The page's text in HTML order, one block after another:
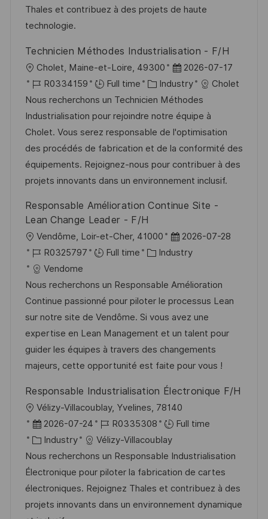
o
n
D
e
o
Thales et contribuez à des projets de haute
technologie.
Technicien Méthodes Industrialisation - F/H
L
o
c
a
t
i
o
n
Cholet, Maine-et-Loire, 49300
P
o
s
t
e
d
D
a
e
2026-07-17
J
o
b
I
d
R0334159 Full time
C
a
t
e
g
o
r
Industry
Cholet
Nous recherchons un Technicien Méthodes
Industrialisation pour rejoindre notre équipe à
Cholet. Vous serez responsable de l'optimisation
des procédés de fabrication et de la conformité des
équipements. Rejoignez-nous pour contribuer à des
projets innovants dans un environnement inclusif.
Responsable Amélioration Continue Site -
Lean Change Leader - F/H
L
o
c
a
t
i
o
n
Vendôme, Loir-et-Cher, 41000
P
o
t
e
d
D
a
t
2026-07-28
J
o
b
I
d
R0325797 Full time
C
t
e
g
o
r
y
Industry
Vendome
Nous recherchons un Responsable Amélioration
Continue passionné pour piloter le processus Lean
sur notre site de Vendôme. Si vous avez une
expertise en Lean Management et un talent pour
guider les équipes à travers des changements
majeurs, cette opportunité est faite pour vous !
Responsable Industrialisation Électronique F/H
L
o
c
a
t
i
o
Vélizy-Villacoublay, Yvelines, 78140
P
o
s
t
e
d
2026-07-24
J
o
b
I
d
R0335308
Full time
C
a
t
e
g
Industry
Vélizy-Villacoublay
Nous recherchons un Responsable Industrialisation
Électronique pour piloter la fabrication de cartes
électroniques. Rejoignez Thales et contribuez à des
projets innovants dans un environnement dynamique